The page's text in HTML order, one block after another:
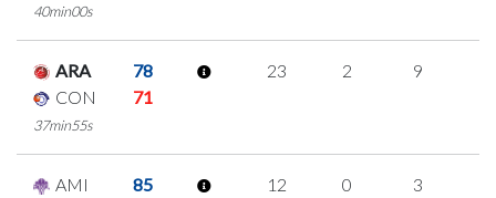
40min00s
ARA
78
CON
71
37min55s
23 2 9
AMI
85
12 0 3